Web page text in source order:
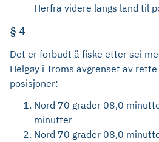
Herfra videre langs land til
§ 4
Det er forbudt å fiske etter sei
Helgøy i Troms avgrenset av
posisjoner:
Nord 70 grader 08,0
minutter
Nord 70 grader 08,0